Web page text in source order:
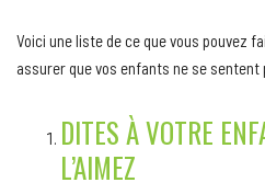
Voici une liste de ce que vous pouvez
assurer que vos enfants ne se sentent
DITES À VOTRE
L’AIMEZ